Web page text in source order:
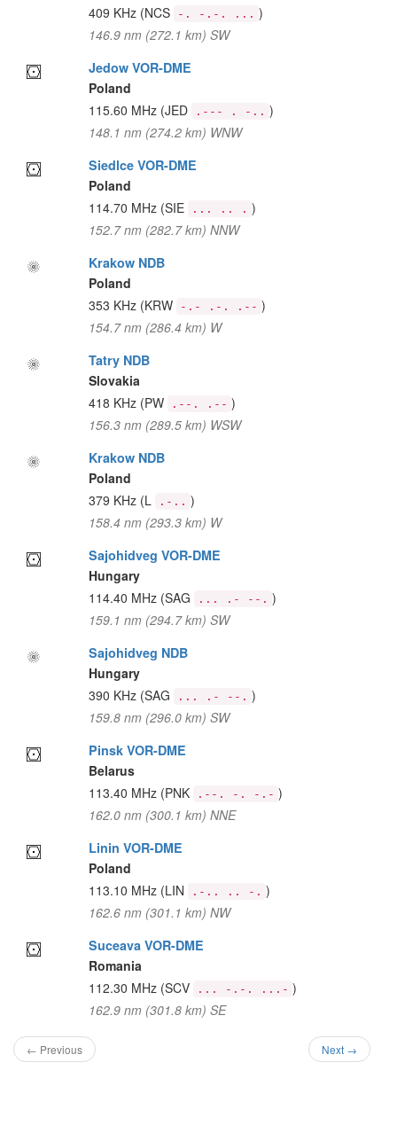
409 KHz (NCS -. -.-. ... )
146.9 nm (272.1 km) SW
Jedow VOR-DME
Poland
115.60 MHz (JED .--- . -.. )
148.1 nm (274.2 km) WNW
Siedlce VOR-DME
Poland
114.70 MHz (SIE ... .. . )
152.7 nm (282.7 km) NNW
Krakow NDB
Poland
353 KHz (KRW -.- .-. .-- )
154.7 nm (286.4 km) W
Tatry NDB
Slovakia
418 KHz (PW .--. .-- )
156.3 nm (289.5 km) WSW
Krakow NDB
Poland
379 KHz (L .-.. )
158.4 nm (293.3 km) W
Sajohidveg VOR-DME
Hungary
114.40 MHz (SAG ... .- --. )
159.1 nm (294.7 km) SW
Sajohidveg NDB
Hungary
390 KHz (SAG ... .- --. )
159.8 nm (296.0 km) SW
Pinsk VOR-DME
Belarus
113.40 MHz (PNK .--. -. -.- )
162.0 nm (300.1 km) NNE
Linin VOR-DME
Poland
113.10 MHz (LIN .-.. .. -. )
162.6 nm (301.1 km) NW
Suceava VOR-DME
Romania
112.30 MHz (SCV ... -.-. ...- )
162.9 nm (301.8 km) SE
← Previous Next →